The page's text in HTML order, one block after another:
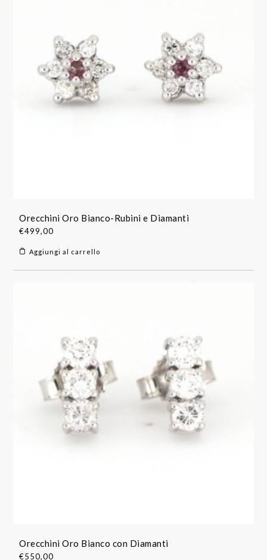
Orecchini Oro Bianco-Rubini e Diamanti
€499,00
Aggiungi al carrello
Orecchini Oro Bianco con Diamanti
€550,00